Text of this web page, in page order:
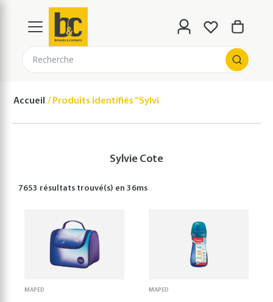
Recherche
Accueil Produits identifiés “Sylvie Cote”
Sylvie Cote
7653 résultats trouvé(s) en36ms
MAPED MAPED